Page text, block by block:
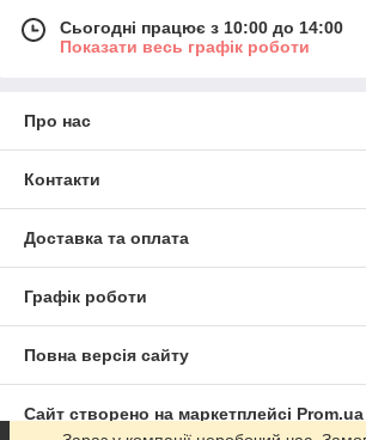
Сьогодні працює з 10:00 до 14:00
Показати весь графік роботи
Про нас
Контакти
Доставка та оплата
Графік роботи
Повна версія сайту
Сайт створено на маркетплейсі Prom.ua